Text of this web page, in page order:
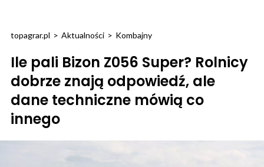
topagrar.pl > Aktualności > Kombajny
Ile pali Bizon Z056 Super? Rolnicy
dobrze znają odpowiedź, ale
dane techniczne mówią co
innego